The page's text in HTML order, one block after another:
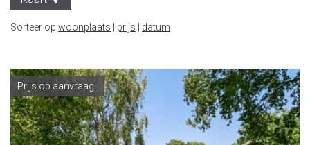
Sorteer op woonplaats prijs datum
Prijs op aanvraag